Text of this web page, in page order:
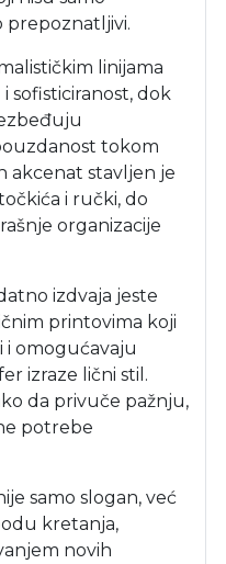
prepoznatljivi.
linijama
sofisticiranost, dok
tokom
akcenat stavljen je
i ručki, do
organizacije
izdvaja jeste
printovima koji
i omogućavaju
izraze lični stil.
da privuče pažnju,
potrebe
samo slogan, već
kretanja,
novih